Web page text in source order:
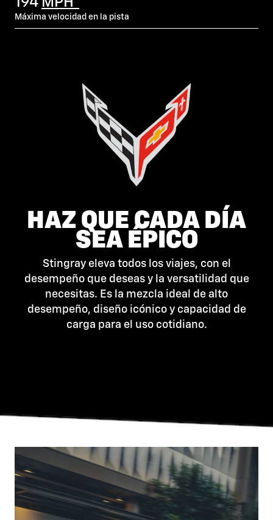
Máxima velocidad en la pista
HAZ QUE CADA DÍA
SEA ÉPICO
Stingray eleva todos los viajes, con el
desempeño que deseas y la versatilidad que
necesitas. Es la mezcla ideal de alto
desempeño, diseño icónico y capacidad de
carga para el uso cotidiano.